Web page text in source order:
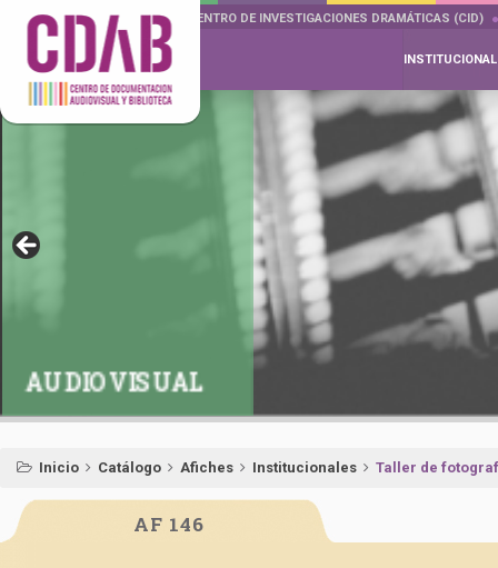
DOCUMENTA DRAMÁTICAS CENTRO DE INVESTIGACIONES DRAMÁTICAS (CID)
INSTITUCIONAL
AUDIOVISUAL
Inicio Catálogo Afiches Institucionales Taller de
AF 146